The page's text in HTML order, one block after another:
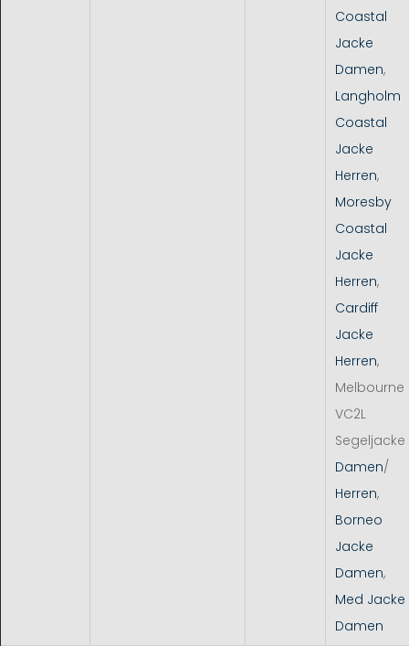
Coastal
Jacke
Damen,
Langholm
Coastal
Jacke
Herren,
Moresby
Coastal
Jacke
Herren,
Cardiff
Jacke
Herren,
Melbourne
VC2L
Segeljacke
Damen/
Herren,
Borneo
Jacke
Damen,
Med Jacke
Damen